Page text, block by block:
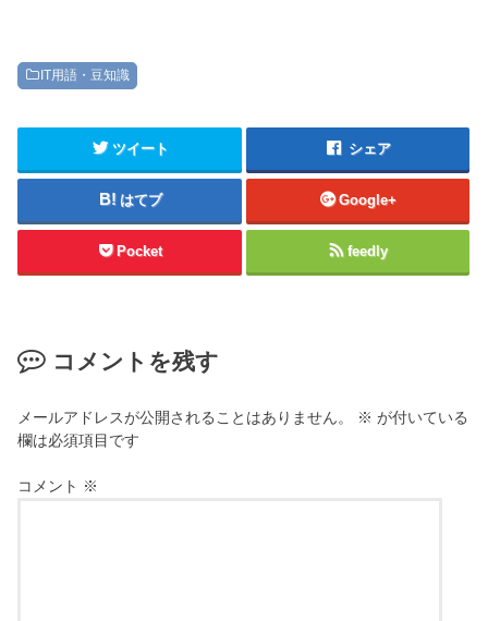
IT用語・豆知識
ツイート シェア
はてブ Google+
Pocket feedly
コメントを残す
メールアドレスが公開されることはありません。 ※ が付いている
欄は必須項目です
コメント ※